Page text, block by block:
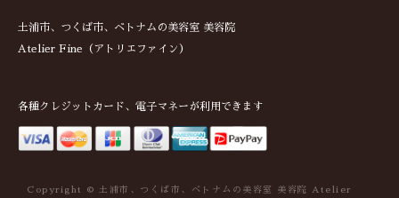
土浦市、つくば市、ベトナムの美容室 美容院
Atelier Fine（アトリエファイン）
各種クレジットカード、電子マネーが利用できます
Copyright © 土浦市、つくば市、ベトナムの美容室 美容院 Atelier